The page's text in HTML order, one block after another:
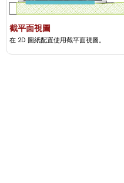
截平面視圖
在 2D 圖紙配置使用截平面視圖。